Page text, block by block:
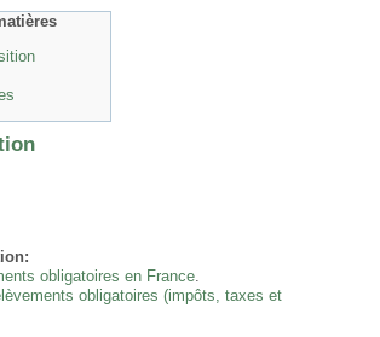
obligatoires en France
obligatoires (impôts, taxes et